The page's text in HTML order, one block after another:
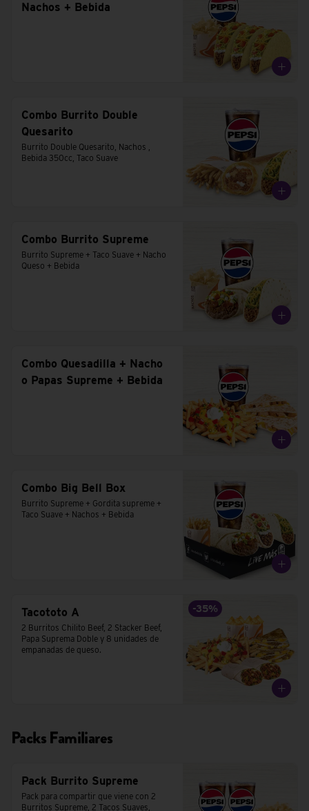
Nachos + Bebida
Combo Burrito Double
Quesarito
Burrito Double Quesarito, Nachos ,
Bebida 350cc, Taco Suave
Combo Burrito Supreme
Burrito Supreme + Taco Suave + Nacho
Queso + Bebida
Combo Quesadilla + Nacho
o Papas Supreme + Bebida
Combo Big Bell Box
Burrito Supreme + Gordita supreme +
Taco Suave + Nachos + Bebida
-35%
Tacototo A
2 Burritos Chilito Beef, 2 Stacker Beef,
Papa Suprema Doble y 8 unidades de
empanadas de queso.
Packs Familiares
Pack Burrito Supreme
Pack para compartir que viene con 2
Burritos Supreme, 2 Tacos Suaves,